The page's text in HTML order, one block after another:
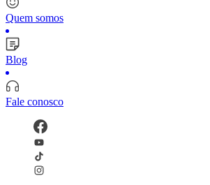
Quem somos
Blog
Fale conosco